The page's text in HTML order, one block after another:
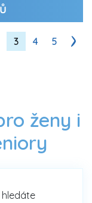
3 4 5
ženy i